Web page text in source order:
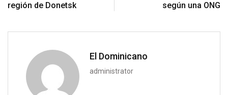
región de Donetsk
según una ONG
El Dominicano
administrator